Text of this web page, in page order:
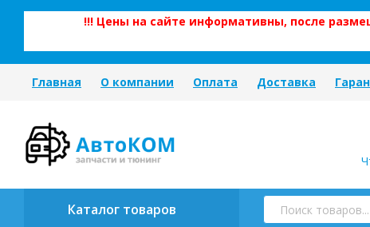
!!! Цены на сайте информативны, после
Главная О компании Оплата Доставка
Каталог товаров